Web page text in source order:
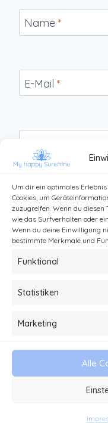
Um dir ein optimales
Cookies, um
zuzugreifen. Wenn du diesen
wie das Surfverhalten oder
Wenn du deine Einwilligung
bestimmte Merkmale und
Funktional
Statistiken
Marketing
Alle
Name *
E-Mail *
© 2026 My